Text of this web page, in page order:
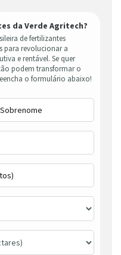
da Verde Agritech?
de fertilizantes
para revolucionar a
e rentável. Se quer
podem transformar o
o formulário abaixo!